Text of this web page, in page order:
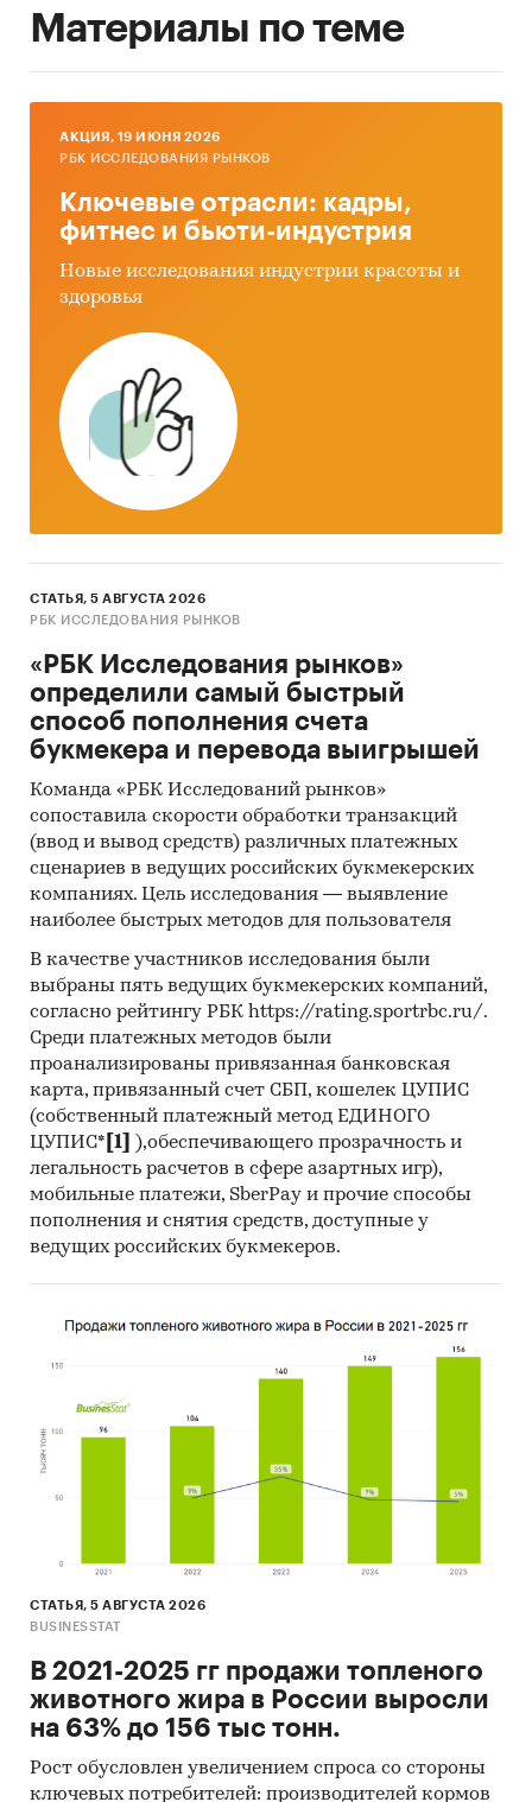
Материалы по теме
AКЦИЯ, 19 ИЮНЯ 2026
РБК ИССЛЕДОВАНИЯ РЫНКОВ
Ключевые отрасли: кадры,
фитнес и бьюти-индустрия
Новые исследования индустрии красоты и
здоровья
СТАТЬЯ, 5 АВГУСТА 2026
РБК ИССЛЕДОВАНИЯ РЫНКОВ
«РБК Исследования рынков»
определили самый быстрый
способ пополнения счета
букмекера и перевода выигрышей
Команда «РБК Исследований рынков»
сопоставила скорости обработки транзакций
(ввод и вывод средств) различных платежных
сценариев в ведущих российских букмекерских
компаниях. Цель исследования — выявление
наиболее быстрых методов для пользователя
В качестве участников исследования были
выбраны пять ведущих букмекерских компаний,
согласно рейтингу РБК https://rating.sportrbc.ru/.
Среди платежных методов были
проанализированы привязанная банковская
карта, привязанный счет СБП, кошелек ЦУПИС
(собственный платежный метод ЕДИНОГО
ЦУПИС* [1]
),обеспечивающего прозрачность и
легальность расчетов в сфере азартных игр),
мобильные платежи, SberPay и прочие способы
пополнения и снятия средств, доступные у
ведущих российских букмекеров.
СТАТЬЯ, 5 АВГУСТА 2026
BUSINESSTAT
В 2021-2025 гг продажи топленого
животного жира в России выросли
на 63% до 156 тыс тонн.
Рост обусловлен увеличением спроса со стороны
ключевых потребителей: производителей кормов